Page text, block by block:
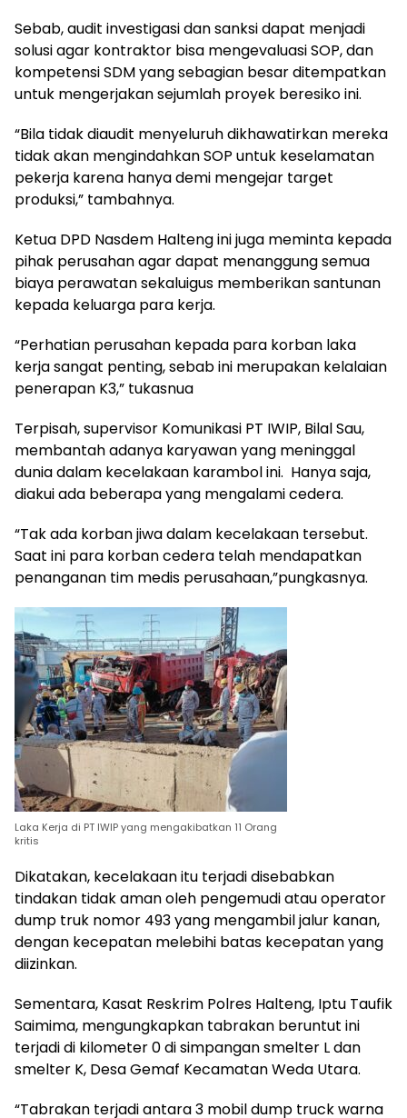
Sebab, audit investigasi dan sanksi dapat menjadi
solusi agar kontraktor bisa mengevaluasi SOP, dan
kompetensi SDM yang sebagian besar ditempatkan
untuk mengerjakan sejumlah proyek beresiko ini.
“Bila tidak diaudit menyeluruh dikhawatirkan mereka
tidak akan mengindahkan SOP untuk keselamatan
pekerja karena hanya demi mengejar target
produksi,” tambahnya.
Ketua DPD Nasdem Halteng ini juga meminta kepada
pihak perusahan agar dapat menanggung semua
biaya perawatan sekaluigus memberikan santunan
kepada keluarga para kerja.
“Perhatian perusahan kepada para korban laka
kerja sangat penting, sebab ini merupakan kelalaian
penerapan K3,” tukasnua
Terpisah, supervisor Komunikasi PT IWIP, Bilal Sau,
membantah adanya karyawan yang meninggal
dunia dalam kecelakaan karambol ini. Hanya saja,
diakui ada beberapa yang mengalami cedera.
“Tak ada korban jiwa dalam kecelakaan tersebut.
Saat ini para korban cedera telah mendapatkan
penanganan tim medis perusahaan,”pungkasnya.
Laka Kerja di PT IWIP yang mengakibatkan 11 Orang
kritis
Dikatakan, kecelakaan itu terjadi disebabkan
tindakan tidak aman oleh pengemudi atau operator
dump truk nomor 493 yang mengambil jalur kanan,
dengan kecepatan melebihi batas kecepatan yang
diizinkan.
Sementara, Kasat Reskrim Polres Halteng, Iptu Taufik
Saimima, mengungkapkan tabrakan beruntut ini
terjadi di kilometer 0 di simpangan smelter L dan
smelter K, Desa Gemaf Kecamatan Weda Utara.
“Tabrakan terjadi antara 3 mobil dump truck warna